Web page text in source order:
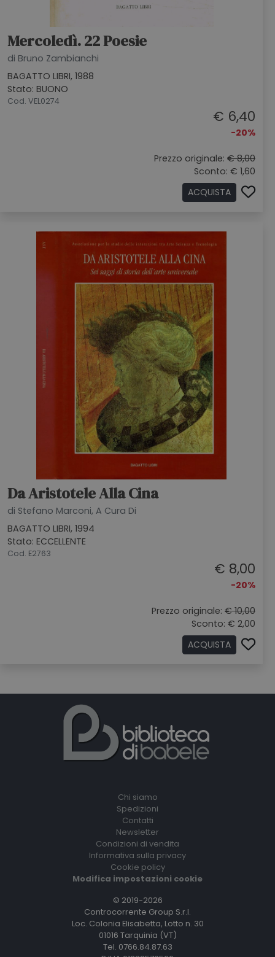
Mercoledì. 22 Poesie
di Bruno Zambianchi
BAGATTO LIBRI, 1988
Stato: BUONO
Cod. VEL0274
€ 6,40
-20%
Prezzo originale: € 8,00
Sconto: € 1,60
ACQUISTA
Da Aristotele Alla Cina
di Stefano Marconi, A Cura Di
BAGATTO LIBRI, 1994
Stato: ECCELLENTE
Cod. E2763
€ 8,00
-20%
Prezzo originale: € 10,00
Sconto: € 2,00
ACQUISTA
Chi siamo
Spedizioni
Contatti
Newsletter
Condizioni di vendita
Informativa sulla privacy
Cookie policy
Modifica impostazioni cookie
© 2019-2026
Controcorrente Group S.r.l.
Loc. Colonia Elisabetta, Lotto n. 30
01016 Tarquinia (VT)
Tel. 0766.84.87.63